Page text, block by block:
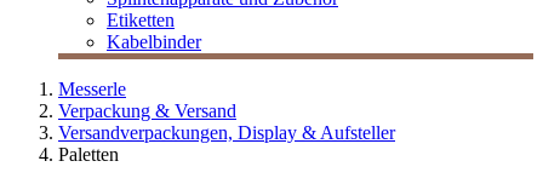
Etiketten
Kabelbinder
Messerle
Verpackung & Versand
Versandverpackungen, Display & Aufsteller
Paletten